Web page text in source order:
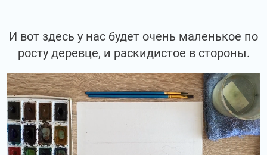
И вот здесь у нас будет очень маленькое по
росту деревце, и раскидистое в стороны.